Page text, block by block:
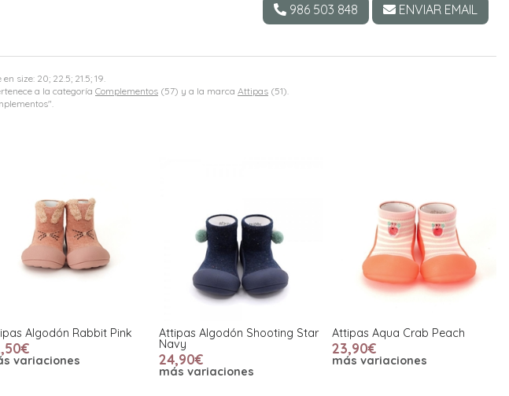
size: 20; 22.5; 21.5; 19.
a la categoría Complementos (57) y a la marca Attipas (51).
986 503 848 ENVIAR EMAIL
Algodón Rabbit Pink
variaciones
Attipas Algodón Shooting Star
Navy
24,90€
más variaciones
Attipas Aqua Crab Peach
23,90€
más variaciones